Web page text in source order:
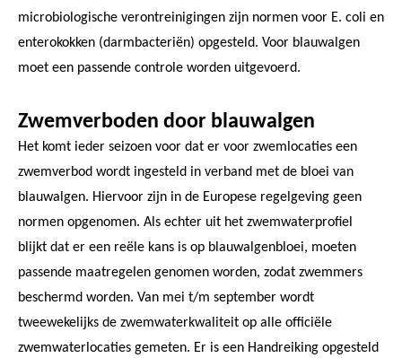
microbiologische verontreinigingen zijn normen voor E. coli en
enterokokken (darmbacteriën) opgesteld. Voor blauwalgen
moet een passende controle worden uitgevoerd.
Zwemverboden door blauwalgen
Het komt ieder seizoen voor dat er voor zwemlocaties een
zwemverbod wordt ingesteld in verband met de bloei van
blauwalgen. Hiervoor zijn in de Europese regelgeving geen
normen opgenomen. Als echter uit het zwemwaterprofiel
blijkt dat er een reële kans is op blauwalgenbloei, moeten
passende maatregelen genomen worden, zodat zwemmers
beschermd worden. Van mei t/m september wordt
tweewekelijks de zwemwaterkwaliteit op alle officiële
zwemwaterlocaties gemeten. Er is een Handreiking opgesteld